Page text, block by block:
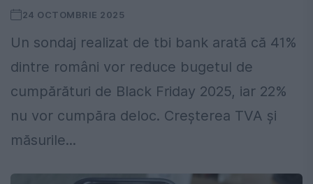
24 OCTOMBRIE 2025
Un sondaj realizat de tbi bank arată că 41%
dintre români vor reduce bugetul de
cumpărături de Black Friday 2025, iar 22%
nu vor cumpăra deloc. Creșterea TVA și
măsurile...